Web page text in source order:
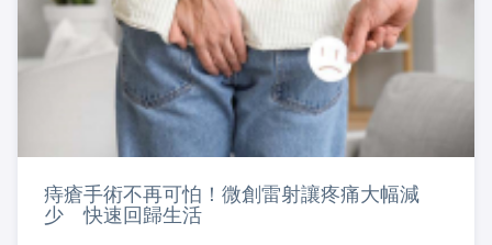
痔瘡手術不再可怕！微創雷射讓疼痛大幅減
少 快速回歸生活